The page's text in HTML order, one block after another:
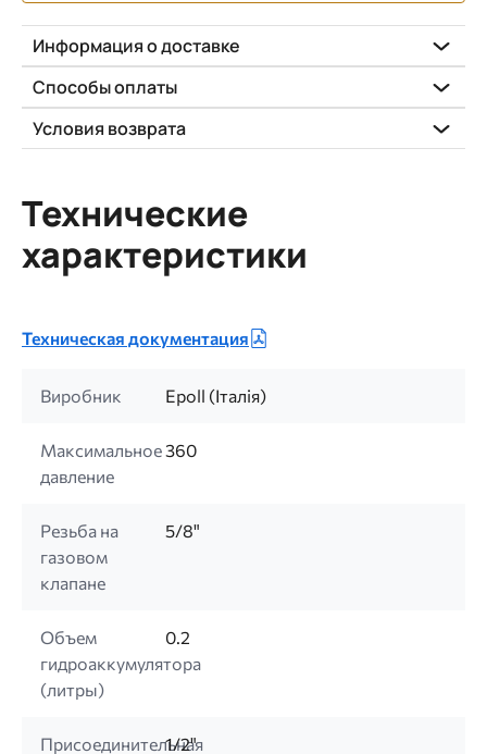
Информация о доставке
Способы оплаты
Условия возврата
Технические
характеристики
Техническая документация
Виробник Epoll (Італія)
Максимальное
давление
360
Резьба на
газовом
клапане
5/8"
Объем
гидроаккумулятора
(литры)
0.2
Присоединительная
1/2"